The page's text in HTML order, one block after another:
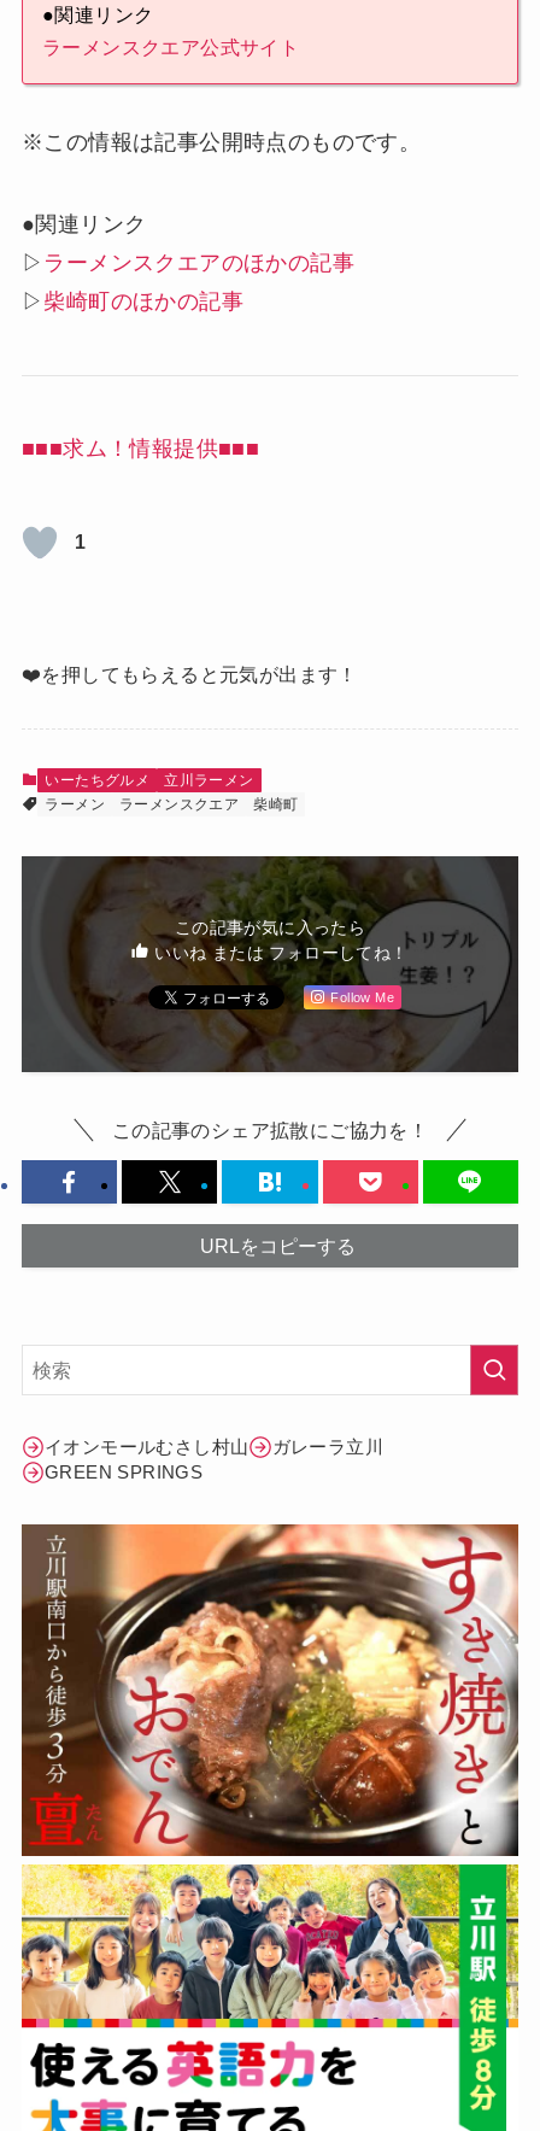
●関連リンク
ラーメンスクエア公式サイト
※この情報は記事公開時点のものです。
●関連リンク
▷ ラーメンスクエアのほかの記事
▷ 柴崎町のほかの記事
■■■求ム！情報提供■■■
1
❤️を押してもらえると元気が出ます！
いーたちグルメ
立川ラーメン
ラーメン
ラーメンスクエア 柴崎町
この記事が気に入ったら
いいね または フォローしてね！
Follow Me
この記事のシェア拡散にご協力を！
URLをコピーする
イオンモールむさし村山
ガレーラ立川
GREEN SPRINGS